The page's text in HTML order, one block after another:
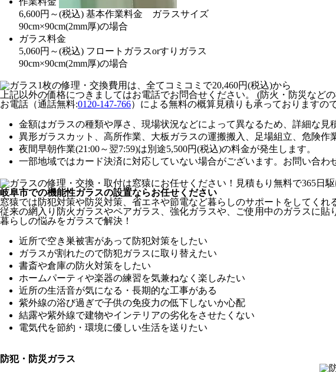
6,600円～(税込) 基本作業料金 ガラスサイズ
90cm×90cm(2mm厚)の場合
ガラス料金
5,060円～(税込) フロートガラスorすりガラス
90cm×90cm(2mm厚)の場合
上記以外の価格につきましてはお電話でお問合せください。
(防火・防災など
お電話（通話無料:0120-147-766）による無料の概算見積りも承っておりますの
金額はガラスの種類や厚さ、現場状況などによって異なるため、 詳細な見
異形ガラスカット、高所作業、大板ガラスの運搬搬入、足場組立、危険
夜間早朝作業(21:00～翌7:59)は別途5,500円(税込)の料金が発生します。
一部地域ではカード決済に対応していない場合がございます。お問い合わ
岐阜市での機能性ガラスの設置ならお任せください
窓猿では防犯対策や防災対策、省エネや節電など暮らしのサポートをしてくれ
従来の網入り防火ガラスやペアガラス、強化ガラスや、ご使用中のガラスに
暮らしの悩みをガラスで解決！
近所で空き巣被害があって防犯対策をしたい
ガラスが割れたので防犯ガラスに取り替えたい
書斎や倉庫の防火対策をしたい
ホームパーティや楽器の練習を気兼ねなく楽しみたい
近所の生活音が気になる・長期的な工事がある
紫外線の浴び過ぎで子供の免疫力の低下しないか心配
結露や紫外線で建物やインテリアの劣化をさせたくない
電気代を節約・環境に優しい生活を送りたい
防犯・防災ガラス